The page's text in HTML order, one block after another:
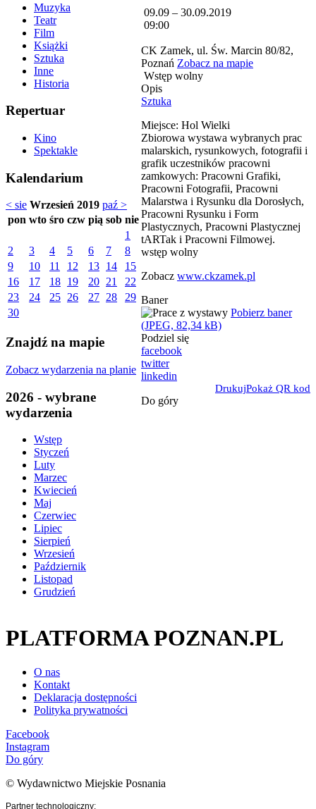
Muzyka
Teatr
Film
Książki
Sztuka
Inne
Historia
Repertuar
Kino
Spektakle
Kalendarium
< sie Wrzesień 2019 paź >
pon wto śro czw pią sob nie
1
2
3 4 5 6 7
8
9
10 11 12 13 14
15
16
17 18 19 20 21
22
23
24 25 26 27 28
29
30
Znajdź na mapie
Zobacz wydarzenia na planie
2026 - wybrane
wydarzenia
Wstęp
Styczeń
Luty
Marzec
Kwiecień
Maj
Czerwiec
Lipiec
Sierpień
Wrzesień
Październik
Listopad
Grudzień
09.09 – 30.09.2019
09:00
CK Zamek, ul. Św. Marcin 80/82,
Poznań Zobacz na mapie
Wstęp wolny
Opis
Sztuka
Miejsce: Hol Wielki
Zbiorowa wystawa wybranych prac
malarskich, rysunkowych, fotografii i
grafik uczestników pracowni
zamkowych: Pracowni Grafiki,
Pracowni Fotografii, Pracowni
Malarstwa i Rysunku dla Dorosłych,
Pracowni Rysunku i Form
Plastycznych, Pracowni Plastycznej
tARTak i Pracowni Filmowej.
wstęp wolny
Zobacz www.ckzamek.pl
Baner
Pobierz baner
(JPEG, 82,34 kB)
Podziel się
facebook
twitter
linkedin
DrukujPokaż QR kod
Do góry
PLATFORMA POZNAN.PL
O nas
Kontakt
Deklaracja dostępności
Polityka prywatności
Facebook
Instagram
Do góry
© Wydawnictwo Miejskie Posnania
Partner technologiczny: